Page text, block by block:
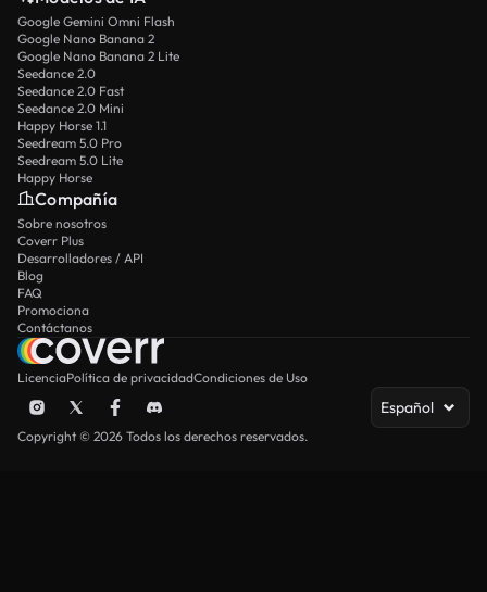
Google Gemini Omni Flash
Google Nano Banana 2
Google Nano Banana 2 Lite
Seedance 2.0
Seedance 2.0 Fast
Seedance 2.0 Mini
Happy Horse 1.1
Seedream 5.0 Pro
Seedream 5.0 Lite
Happy Horse
Compañía
Sobre nosotros
Coverr Plus
Desarrolladores / API
Blog
FAQ
Promociona
Contáctanos
LicenciaPolítica de privacidadCondiciones de Uso
Español
Copyright © 2026 Todos los derechos reservados.